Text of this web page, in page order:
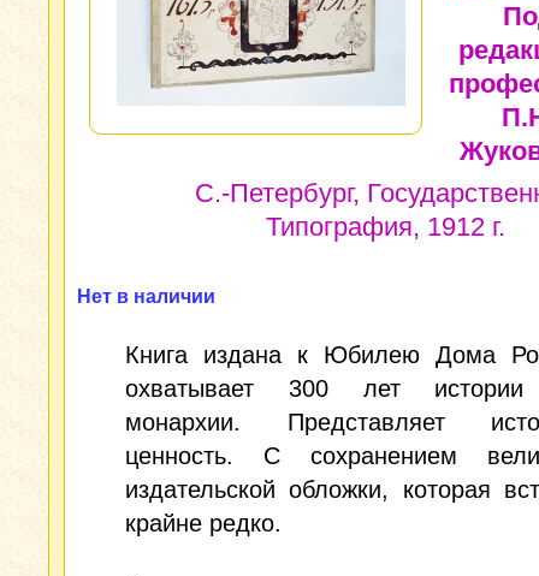
С.-Петербург,
Типография, 1912 г.
Нет в наличии
Книга издана к Юбилею Дома
охватывает 300 лет истории
монархии. Представляет
ценность. С сохранением
издательской обложки, которая
крайне редко.